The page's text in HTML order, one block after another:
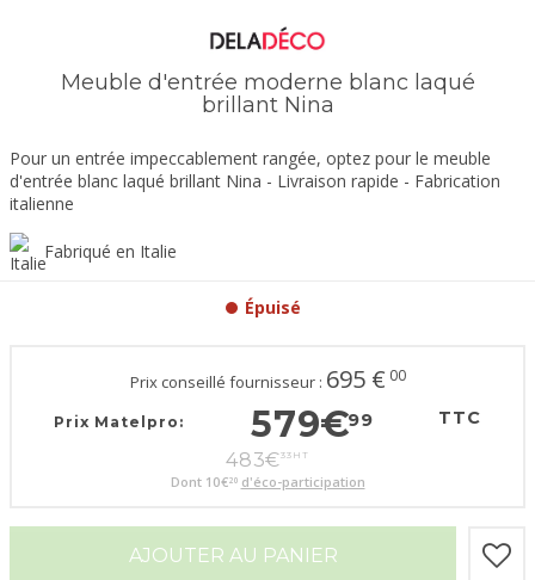
Meuble d'entrée moderne blanc laqué
brillant Nina
Pour un entrée impeccablement rangée, optez pour le meuble
d'entrée blanc laqué brillant Nina - Livraison rapide - Fabrication
italienne
Fabriqué en Italie
Épuisé
Prix conseillé fournisseur : 695 € 00
Prix Matelpro: 579€99 TTC
483€33 HT
Dont 10€20 d'éco-participation
AJOUTER AU PANIER